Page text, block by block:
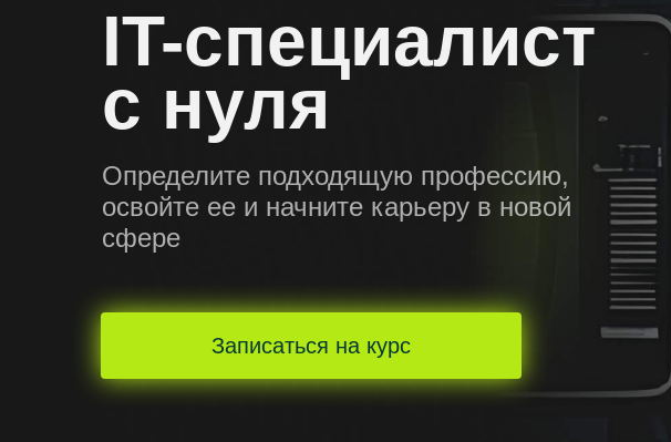
IT-специалист
с нуля
Определите подходящую профессию,
освойте ее и начните карьеру в новой
сфере
Записаться на курс